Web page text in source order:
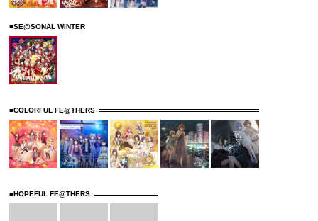
■SE@SONAL WINTER
■COLORFUL FE@THERS
■HOPEFUL FE@THERS